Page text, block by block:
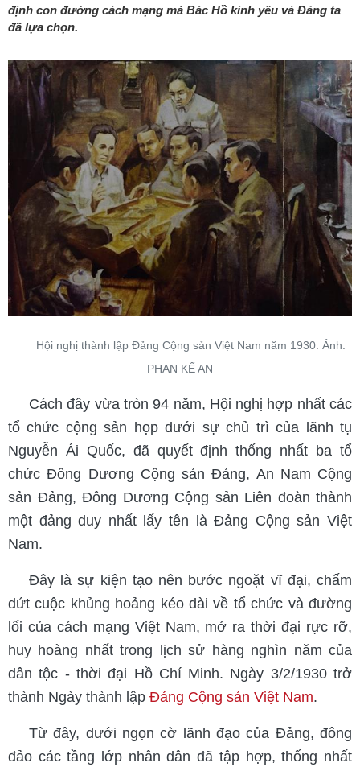
định con đường cách mạng mà Bác Hồ kính yêu và Đảng ta
đã lựa chọn.
Hội nghị thành lập Đảng Cộng sản Việt Nam năm 1930. Ảnh:
PHAN KẾ AN
Cách đây vừa tròn 94 năm, Hội nghị hợp nhất các
tổ chức cộng sản họp dưới sự chủ trì của lãnh tụ
Nguyễn Ái Quốc, đã quyết định thống nhất ba tổ
chức Đông Dương Cộng sản Đảng, An Nam Cộng
sản Đảng, Đông Dương Cộng sản Liên đoàn thành
một đảng duy nhất lấy tên là Đảng Cộng sản Việt
Nam.
Đây là sự kiện tạo nên bước ngoặt vĩ đại, chấm
dứt cuộc khủng hoảng kéo dài về tổ chức và đường
lối của cách mạng Việt Nam, mở ra thời đại rực rỡ,
huy hoàng nhất trong lịch sử hàng nghìn năm của
dân tộc - thời đại Hồ Chí Minh. Ngày 3/2/1930 trở
thành Ngày thành lập Đảng Cộng sản Việt Nam.
Từ đây, dưới ngọn cờ lãnh đạo của Đảng, đông
đảo các tầng lớp nhân dân đã tập hợp, thống nhất